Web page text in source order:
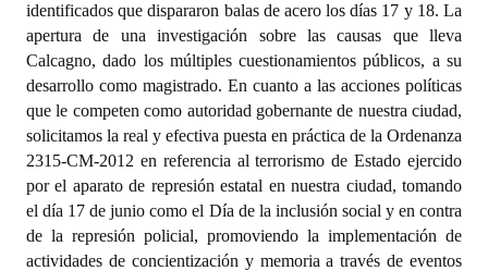
identificados que dispararon balas de acero los días 17 y 18. La
apertura de una investigación sobre las causas que lleva
Calcagno, dado los múltiples cuestionamientos públicos, a su
desarrollo como magistrado. En cuanto a las acciones políticas
que le competen como autoridad gobernante de nuestra ciudad,
solicitamos la real y efectiva puesta en práctica de la Ordenanza
2315-CM-2012 en referencia al terrorismo de Estado ejercido
por el aparato de represión estatal en nuestra ciudad, tomando
el día 17 de junio como el Día de la inclusión social y en contra
de la represión policial, promoviendo la implementación de
actividades de concientización y memoria a través de eventos